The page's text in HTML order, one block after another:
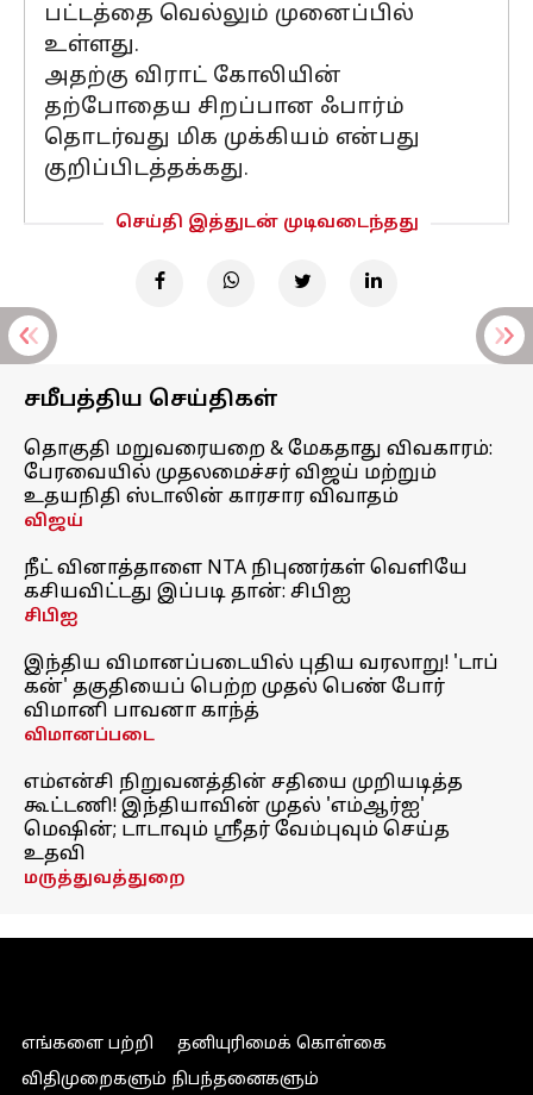
பட்டத்தை வெல்லும் முனைப்பில்
உள்ளது.
அதற்கு விராட் கோலியின்
தற்போதைய சிறப்பான ஃபார்ம்
தொடர்வது மிக முக்கியம் என்பது
குறிப்பிடத்தக்கது.
செய்தி இத்துடன் முடிவடைந்தது
சமீபத்திய செய்திகள்
தொகுதி மறுவரையறை & மேகதாது விவகாரம்:
பேரவையில் முதலமைச்சர் விஜய் மற்றும்
உதயநிதி ஸ்டாலின் காரசார விவாதம்
விஜய்
நீட் வினாத்தாளை NTA நிபுணர்கள் வெளியே
கசியவிட்டது இப்படி தான்: சிபிஐ
சிபிஐ
இந்திய விமானப்படையில் புதிய வரலாறு! 'டாப்
கன்' தகுதியைப் பெற்ற முதல் பெண் போர்
விமானி பாவனா காந்த்
விமானப்படை
எம்என்சி நிறுவனத்தின் சதியை முறியடித்த
கூட்டணி! இந்தியாவின் முதல் 'எம்ஆர்ஐ'
மெஷின்; டாடாவும் ஸ்ரீதர் வேம்புவும் செய்த
உதவி
மருத்துவத்துறை
எங்களை பற்றி
தனியுரிமைக் கொள்கை
விதிமுறைகளும் நிபந்தனைகளும்